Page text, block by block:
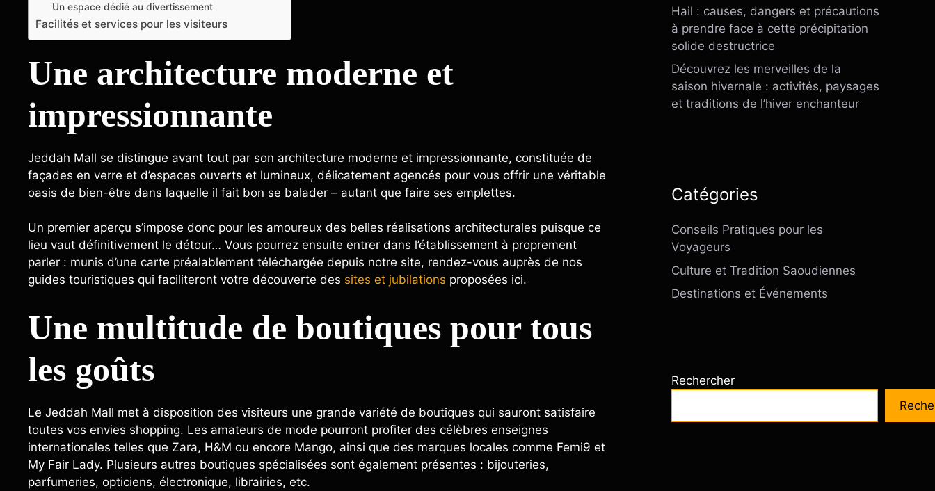
Un espace dédié au divertissement
Facilités et services pour les visiteurs
Une architecture moderne et
impressionnante
Jeddah Mall se distingue avant tout par son architecture moderne et impressionnante, constituée de
façades en verre et d’espaces ouverts et lumineux, délicatement agencés pour vous offrir une véritable
oasis de bien-être dans laquelle il fait bon se balader – autant que faire ses emplettes.
Un premier aperçu s’impose donc pour les amoureux des belles réalisations architecturales puisque ce
lieu vaut définitivement le détour… Vous pourrez ensuite entrer dans l’établissement à proprement
parler : munis d’une carte préalablement téléchargée depuis notre site, rendez-vous auprès de nos
guides touristiques qui faciliteront votre découverte des sites et jubilations proposées ici.
Une multitude de boutiques pour tous
les goûts
Le Jeddah Mall met à disposition des visiteurs une grande variété de boutiques qui sauront satisfaire
toutes vos envies shopping. Les amateurs de mode pourront profiter des célèbres enseignes
internationales telles que Zara, H&M ou encore Mango, ainsi que des marques locales comme Femi9 et
My Fair Lady. Plusieurs autres boutiques spécialisées sont également présentes : bijouteries,
parfumeries, opticiens, électronique, librairies, etc.
Hail : causes, dangers et précautions
à prendre face à cette précipitation
solide destructrice
Découvrez les merveilles de la
saison hivernale : activités, paysages
et traditions de l’hiver enchanteur
Catégories
Conseils Pratiques pour les
Voyageurs
Culture et Tradition Saoudiennes
Destinations et Événements
Rechercher